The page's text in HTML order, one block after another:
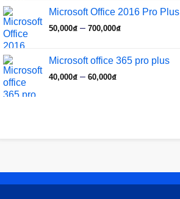
50,000₫
đến
Microsoft Office 2016 Pro Plus
50,000₫ – 700,000₫Khoảng
50,000₫
Microsoft office 365 pro plus
40,000₫ – 60,000₫Khoảng